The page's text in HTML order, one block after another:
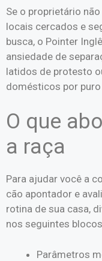
Se o proprietário
locais cercados e
busca, o Pointer
ansiedade de
latidos de protesto
domésticos por
O que
a raça
Para ajudar você a
cão apontador e
rotina de sua casa,
nos seguintes
Parâmetros